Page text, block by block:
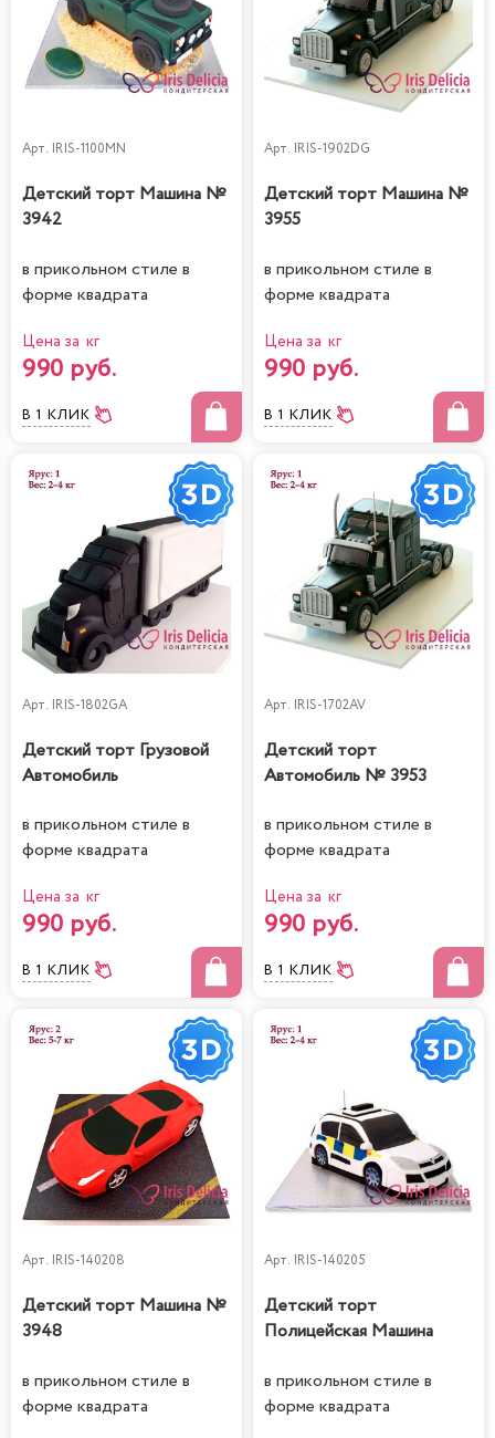
Арт. IRIS-1100MN
Детский торт Машина №
3942
в прикольном стиле в
форме квадрата
Цена за кг
990 руб.
В 1 КЛИК
Арт. IRIS-1902DG
Детский торт Машина №
3955
в прикольном стиле в
форме квадрата
Цена за кг
990 руб.
В 1 КЛИК
Арт. IRIS-1802GA
Детский торт Грузовой
Автомобиль
в прикольном стиле в
форме квадрата
Цена за кг
990 руб.
В 1 КЛИК
Арт. IRIS-1702AV
Детский торт
Автомобиль № 3953
в прикольном стиле в
форме квадрата
Цена за кг
990 руб.
В 1 КЛИК
Арт. IRIS-140208
Детский торт Машина №
3948
в прикольном стиле в
форме квадрата
Арт. IRIS-140205
Детский торт
Полицейская Машина
в прикольном стиле в
форме квадрата